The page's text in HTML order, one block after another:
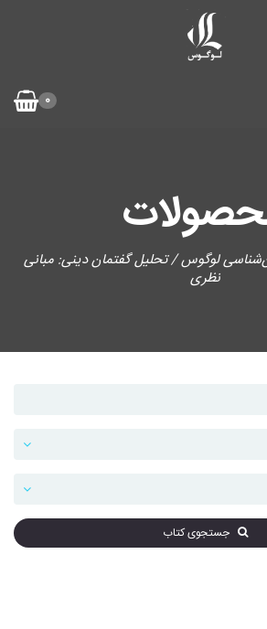
0
لوگوس/ تحلیل گفتمان دینی: مبانی
نظری
جستجوی کتاب